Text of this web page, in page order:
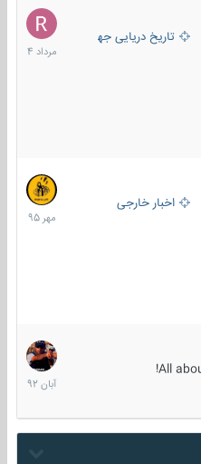
تاریخ دریایی جهان
16
مرداد
1404
اخبار خارجی
27
مهر
1395
All
22
آبان
1392